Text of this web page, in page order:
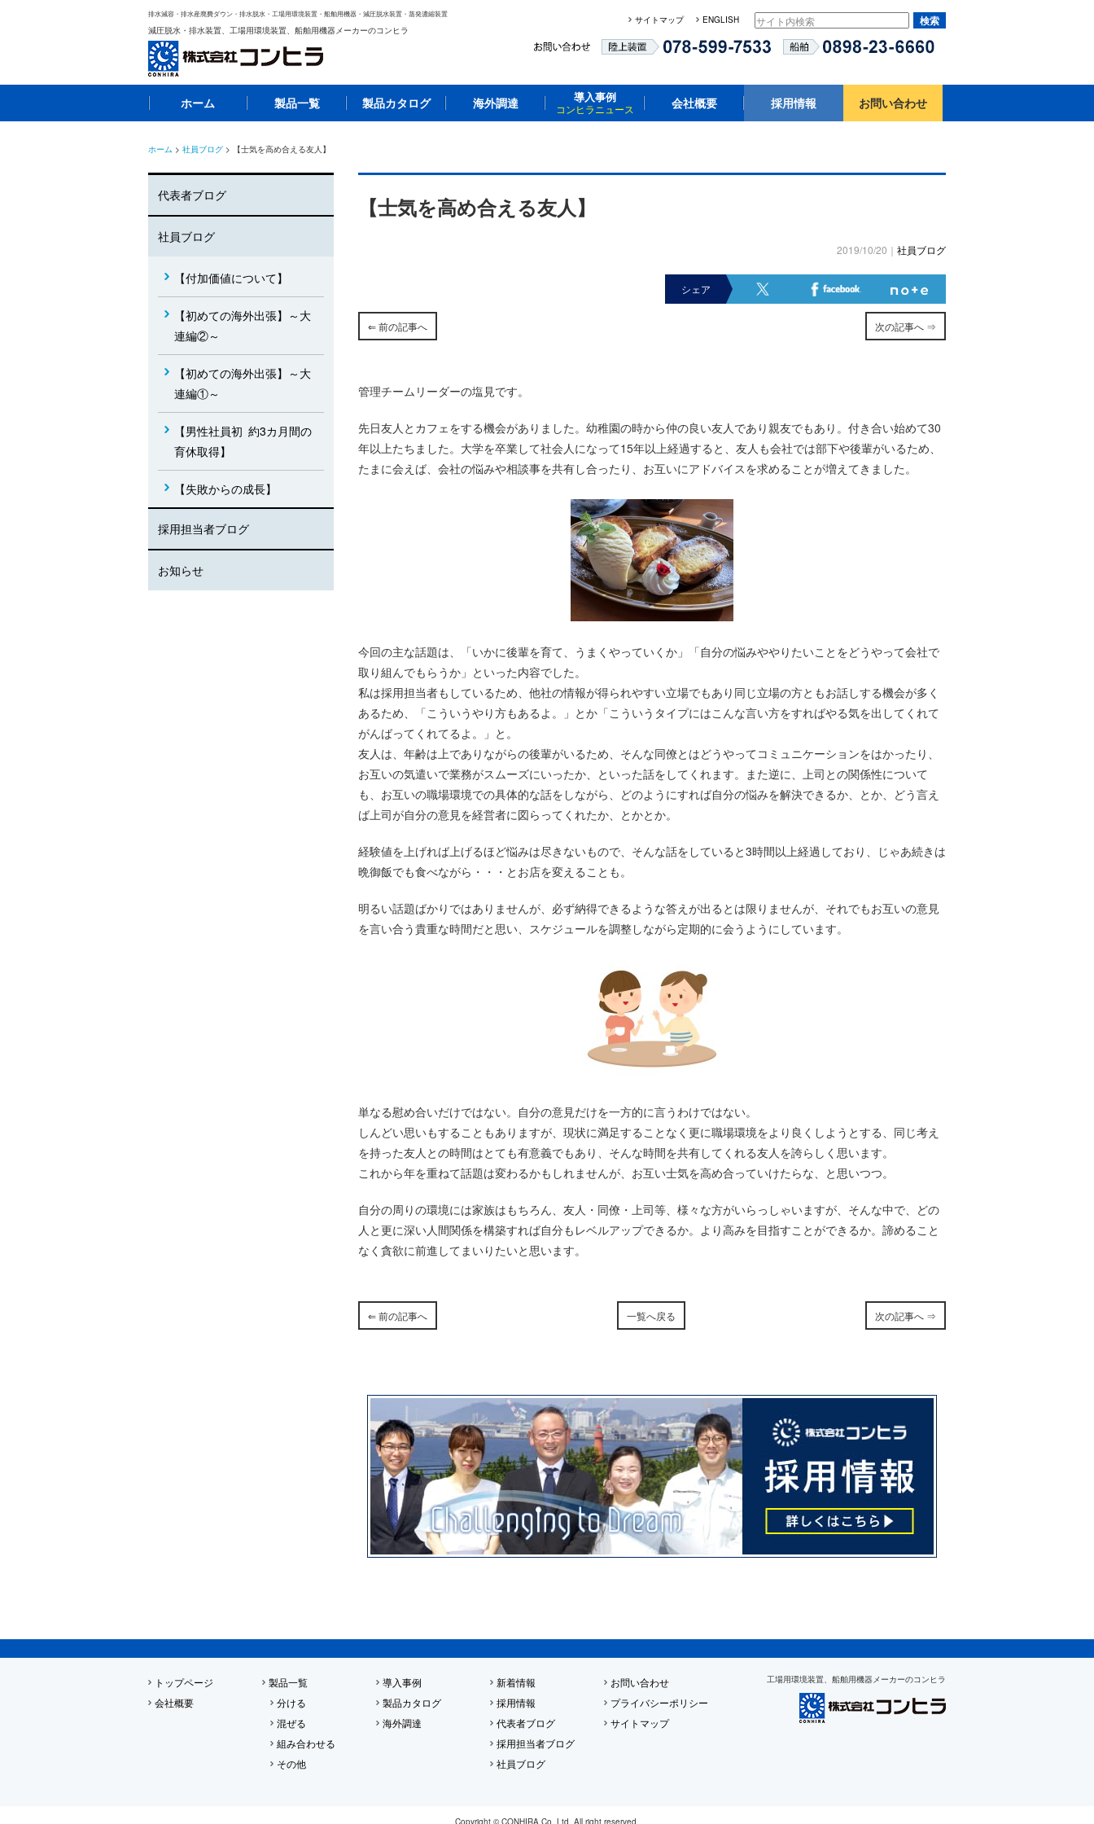
排水減容・排水産廃費ダウン・排水脱水・工場用環境装置・船舶用機器・減圧脱水装置・蒸発濃縮装置
減圧脱水・排水装置、工場用環境装置、船舶用機器メーカーのコンヒラ
サイトマップ ENGLISH
ホーム 製品一覧 製品カタログ 海外調達 導入事例
コンヒラニュース 会社概要 採用情報 お問い合わせ
ホーム > 社員ブログ > 【士気を高め合える友人】
【士気を高め合える友人】
2019/10/20｜ 社員ブログ
シェア
⇐ 前の記事へ 次の記事へ ⇒
管理チームリーダーの塩見です。
先日友人とカフェをする機会がありました。幼稚園の時から仲の良い友人であり親友でもあり。付き合い始めて30
年以上たちました。大学を卒業して社会人になって15年以上経過すると、友人も会社では部下や後輩がいるため、
たまに会えば、会社の悩みや相談事を共有し合ったり、お互いにアドバイスを求めることが増えてきました。
今回の主な話題は、「いかに後輩を育て、うまくやっていくか」「自分の悩みややりたいことをどうやって会社で
取り組んでもらうか」といった内容でした。
私は採用担当者もしているため、他社の情報が得られやすい立場でもあり同じ立場の方ともお話しする機会が多く
あるため、「こういうやり方もあるよ。」とか「こういうタイプにはこんな言い方をすればやる気を出してくれて
がんばってくれてるよ。」と。
友人は、年齢は上でありながらの後輩がいるため、そんな同僚とはどうやってコミュニケーションをはかったり、
お互いの気遣いで業務がスムーズにいったか、といった話をしてくれます。また逆に、上司との関係性について
も、お互いの職場環境での具体的な話をしながら、どのようにすれば自分の悩みを解決できるか、とか、どう言え
ば上司が自分の意見を経営者に図らってくれたか、とかとか。
経験値を上げれば上げるほど悩みは尽きないもので、そんな話をしていると3時間以上経過しており、じゃあ続きは
晩御飯でも食べながら・・・とお店を変えることも。
明るい話題ばかりではありませんが、必ず納得できるような答えが出るとは限りませんが、それでもお互いの意見
を言い合う貴重な時間だと思い、スケジュールを調整しながら定期的に会うようにしています。
単なる慰め合いだけではない。自分の意見だけを一方的に言うわけではない。
しんどい思いもすることもありますが、現状に満足することなく更に職場環境をより良くしようとする、同じ考え
を持った友人との時間はとても有意義でもあり、そんな時間を共有してくれる友人を誇らしく思います。
これから年を重ねて話題は変わるかもしれませんが、お互い士気を高め合っていけたらな、と思いつつ。
自分の周りの環境には家族はもちろん、友人・同僚・上司等、様々な方がいらっしゃいますが、そんな中で、どの
人と更に深い人間関係を構築すれば自分もレベルアップできるか。より高みを目指すことができるか。諦めること
なく貪欲に前進してまいりたいと思います。
⇐ 前の記事へ 一覧へ戻る 次の記事へ ⇒
代表者ブログ
社員ブログ
【付加価値について】
【初めての海外出張】～大
連編②～
【初めての海外出張】～大
連編①～
【男性社員初 約3カ月間の
育休取得】
【失敗からの成長】
採用担当者ブログ
お知らせ
トップページ
会社概要
製品一覧
分ける
混ぜる
組み合わせる
その他
導入事例
製品カタログ
海外調達
新着情報
採用情報
代表者ブログ
採用担当者ブログ
社員ブログ
お問い合わせ
プライバシーポリシー
サイトマップ
工場用環境装置、船舶用機器メーカーのコンヒラ
Copyright © CONHIRA Co.,Ltd. All right reserved.